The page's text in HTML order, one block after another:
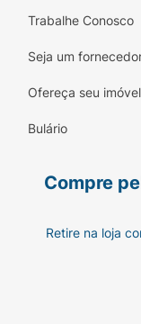
Modelo/
Quantidade:
Aplicação:
Retire o selo
pilha nova
Certifique-se
Composição
Trabalhe Conosco
Seja um
Ofereça seu imóvel
Bulário
Compre
Retire na loja